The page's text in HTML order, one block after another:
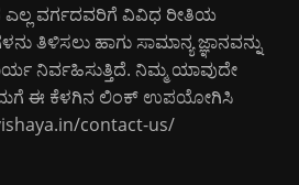
ವರ್ಗದವರಿಗೆ ವಿವಿಧ ರೀತಿಯ
ತಿಳಿಸಲು ಹಾಗು ಸಾಮಾನ್ಯ ಜ್ಞಾನವನ್ನು
ನಿರ್ವಹಿಸುತ್ತಿದೆ. ನಿಮ್ಮ ಯಾವುದೇ
ಈ ಕೆಳಗಿನ ಲಿಂಕ್ ಉಪಯೋಗಿಸಿ
contact-us/